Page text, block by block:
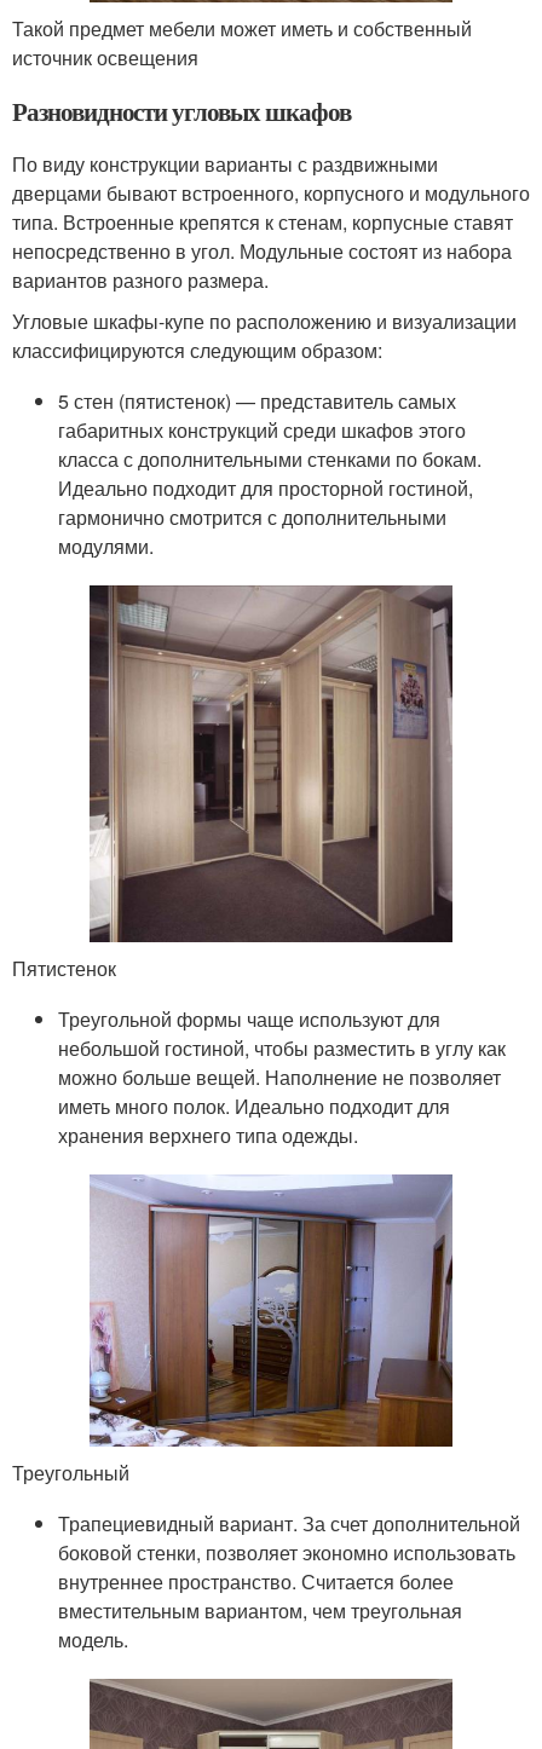
Такой предмет мебели может иметь и собственный
источник освещения
Разновидности угловых шкафов
По виду конструкции варианты с раздвижными
дверцами бывают встроенного, корпусного и модульного
типа. Встроенные крепятся к стенам, корпусные ставят
непосредственно в угол. Модульные состоят из набора
вариантов разного размера.
Угловые шкафы-купе по расположению и визуализации
классифицируются следующим образом:
5 стен (пятистенок) — представитель самых
габаритных конструкций среди шкафов этого
класса с дополнительными стенками по бокам.
Идеально подходит для просторной гостиной,
гармонично смотрится с дополнительными
модулями.
Пятистенок
Треугольной формы чаще используют для
небольшой гостиной, чтобы разместить в углу как
можно больше вещей. Наполнение не позволяет
иметь много полок. Идеально подходит для
хранения верхнего типа одежды.
Треугольный
Трапециевидный вариант. За счет дополнительной
боковой стенки, позволяет экономно использовать
внутреннее пространство. Считается более
вместительным вариантом, чем треугольная
модель.